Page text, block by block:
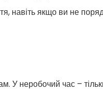
навіть якщо ви не
У неробочий час –